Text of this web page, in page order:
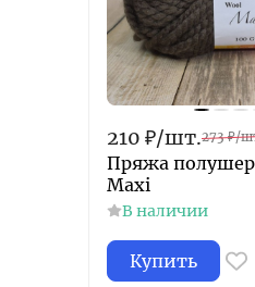
210 ₽/шт.273 ₽/
Пряжа
Maxi
В наличии
Купить